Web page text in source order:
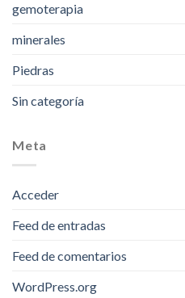
gemoterapia
minerales
Piedras
Sin categoría
Meta
Acceder
Feed de entradas
Feed de comentarios
WordPress.org